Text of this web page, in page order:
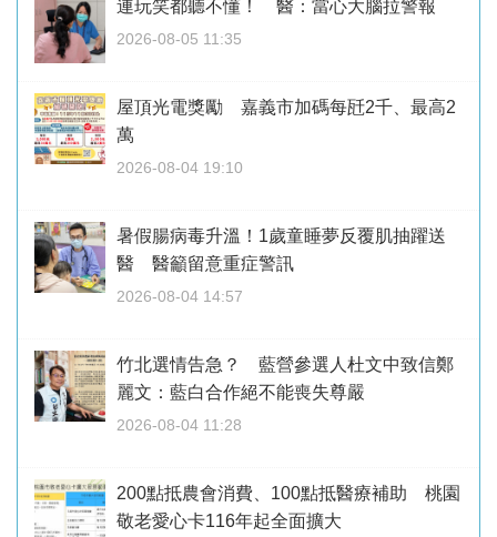
連玩笑都聽不懂！ 醫：當心大腦拉警報
2026-08-05 11:35
屋頂光電獎勵 嘉義市加碼每瓩2千、最高2
萬
2026-08-04 19:10
暑假腸病毒升溫！1歲童睡夢反覆肌抽躍送
醫 醫籲留意重症警訊
2026-08-04 14:57
竹北選情告急？ 藍營參選人杜文中致信鄭
麗文：藍白合作絕不能喪失尊嚴
2026-08-04 11:28
200點抵農會消費、100點抵醫療補助 桃園
敬老愛心卡116年起全面擴大